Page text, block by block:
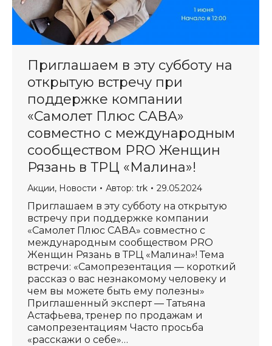
Приглашаем в эту субботу на
открытую встречу при
поддержке компании
«Самолет Плюс САВА»
совместно с международным
сообществом PRO Женщин
Рязань в ТРЦ «Малина»!
Акции, Новости Автор: trk 29.05.2024
Приглашаем в эту субботу на открытую
встречу при поддержке компании
«Самолет Плюс САВА» совместно с
международным сообществом PRO
Женщин Рязань в ТРЦ «Малина»! Тема
встречи: «Самопрезентация — короткий
рассказ о вас незнакомому человеку и
чем вы можете быть ему полезны»
Приглашенный эксперт — Татьяна
Астафьева, тренер по продажам и
самопрезентациям Часто просьба
«расскажи о себе»…